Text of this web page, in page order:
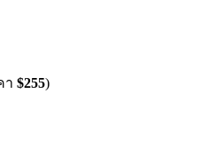
า $255)